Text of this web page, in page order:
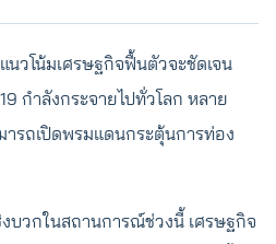
นวโน้มเศรษฐกิจฟื้นตัวจะชัดเจน
กำลังกระจายไปทั่วโลก หลาย
รถเปิดพรมแดนกระตุ้นการท่อง
บวกในสถานการณ์ช่วงนี้ เศรษฐกิจ